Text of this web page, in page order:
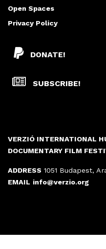
VERZIÓ INTERNATIONAL
DOCUMENTARY FILM
ADDRESS 1051 Budapest,
EMAIL info@verzio.org
DONATE!
SUBSCRIBE!
Open Spaces
Privacy Policy